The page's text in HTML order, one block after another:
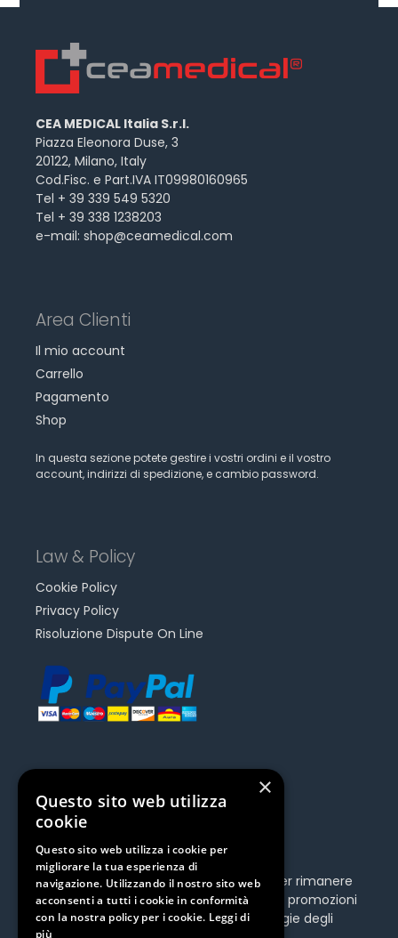
CEA MEDICAL Italia S.r.l.
Piazza Eleonora Duse, 3
20122, Milano, Italy
Cod.Fisc. e Part.IVA IT09980160965
Tel + 39 339 549 5320
Tel + 39 338 1238203
e-mail: shop@ceamedical.com
Area Clienti
Il mio account
Carrello
Pagamento
Shop
In questa sezione potete gestire i vostri ordini e il vostro
account, indirizzi di spedizione, e cambio password.
Law & Policy
Cookie Policy
Privacy Policy
Risoluzione Dispute On Line
Be Social | Follow Us
Be social, segui Ceamedical sui social per rimanere
sempre aggiornato sulle ultime novità e promozioni
sui nostri prodotti e sulle ultime tecnologie degli
×
Questo sito web utilizza
cookie
Questo sito web utilizza i cookie per
migliorare la tua esperienza di
navigazione. Utilizzando il nostro sito web
acconsenti a tutti i cookie in conformità
con la nostra policy per i cookie. Leggi di
più